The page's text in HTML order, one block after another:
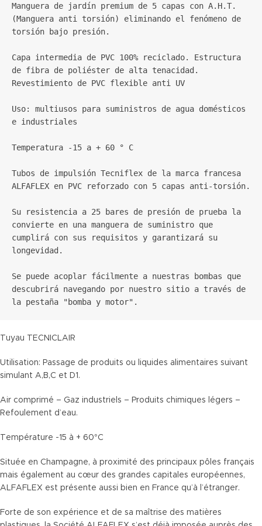
Manguera de jardín premium de 5 capas con A.H.T.
(Manguera anti torsión) eliminando el fenómeno de
torsión bajo presión.
Capa intermedia de PVC 100% reciclado. Estructura
de fibra de poliéster de alta tenacidad.
Revestimiento de PVC flexible anti UV
Uso: multiusos para suministros de agua domésticos
e industriales
Temperatura -15 a + 60 ° C
Tubos de impulsión Tecniflex de la marca francesa
ALFAFLEX en PVC reforzado con 5 capas anti-torsión.
Su resistencia a 25 bares de presión de prueba la
convierte en una manguera de suministro que
cumplirá con sus requisitos y garantizará su
longevidad.
Se puede acoplar fácilmente a nuestras bombas que
descubrirá navegando por nuestro sitio a través de
Tuyau TECNICLAIR
Utilisation: Passage de produits ou liquides alimentaires suivant
simulant A,B,C et D1.
Air comprimé – Gaz industriels – Produits chimiques légers –
Refoulement d’eau.
Température -15 à + 60°C
Située en Champagne, à proximité des principaux pôles français
mais également au cœur des grandes capitales européennes,
ALFAFLEX est présente aussi bien en France qu’à l’étranger.
Forte de son expérience et de sa maîtrise des matières